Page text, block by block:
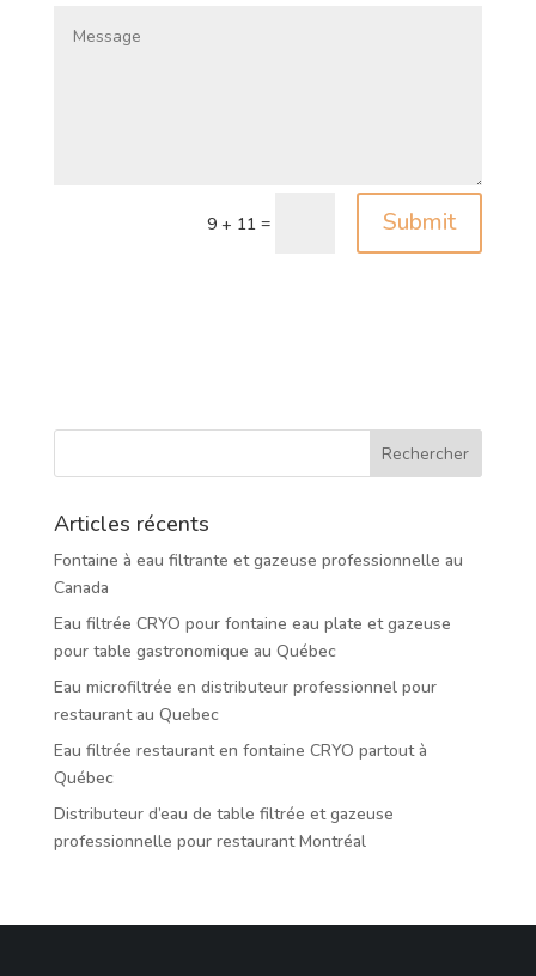
9 + 11 = Submit
Articles récents
Fontaine à eau filtrante et gazeuse professionnelle au
Canada
Eau filtrée CRYO pour fontaine eau plate et gazeuse
pour table gastronomique au Québec
Eau microfiltrée en distributeur professionnel pour
restaurant au Quebec
Eau filtrée restaurant en fontaine CRYO partout à
Québec
Distributeur d’eau de table filtrée et gazeuse
professionnelle pour restaurant Montréal